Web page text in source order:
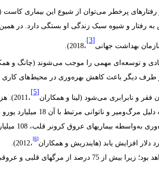
پرخطر می‌توان از شیوع این بیماری کاست
زندگی و سلامتی یک شخص به رفتار و شیوه سبک زندگی او بستگی دارد.
بهداشت جهانی
[3]
،2018).
و توسعه‌ای مهمی را موجب می‌شوند (چانگ و
طرف دیگر باعث کاهش بهره‌وری در محیط‌های کاری
فقر و نابرابری می‌شود (لینا و همکاران
[5]
،2011). هزینه
دلیل مرگ‌ومیر و ناتوانی مرتبط با آن 18 میلیارد یورو
به‌واسطه بیماریهای عروق کرونر قلب، 108
دلار افزایش یابد (هایندریش و همکاران
[6]
،2012).
بود؛ زیرا بیش از 75 درصد از مرگهای قلبی و